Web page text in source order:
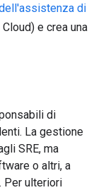
di
e crea una
di
La gestione
SRE, ma
o altri, a
Per ulteriori